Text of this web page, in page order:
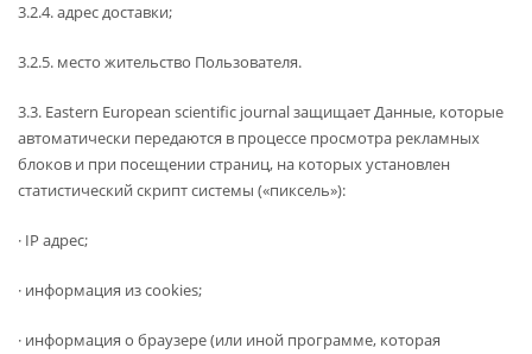
3.2.4. адрес доставки;
3.2.5. место жительство Пользователя.
3.3. Eastern European scientific journal защищает Данные, которые
автоматически передаются в процессе просмотра рекламных
блоков и при посещении страниц, на которых установлен
статистический скрипт системы («пиксель»):
· IP адрес;
· информация из cookies;
· информация о браузере (или иной программе, которая